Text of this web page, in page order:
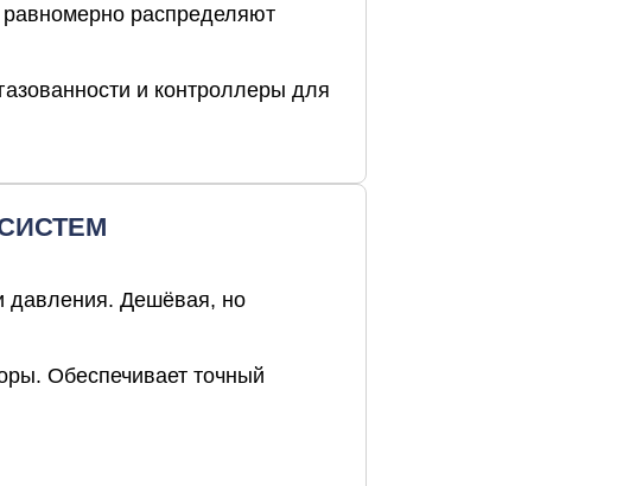
распределяют
и контроллеры для
давления. Дешёвая, но
Обеспечивает точный